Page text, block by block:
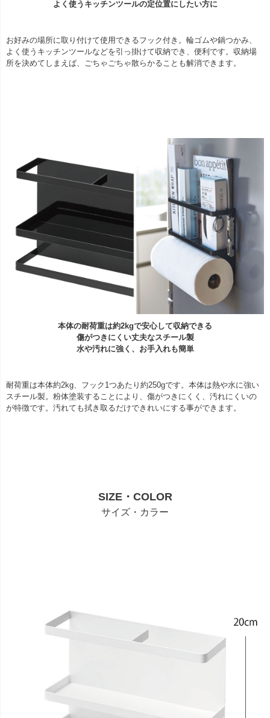
よく使うキッチンツールの定位置にしたい方に
お好みの場所に取り付けて使用できるフック付き。輪ゴムや鍋つかみ、
よく使うキッチンツールなどを引っ掛けて収納でき、便利です。収納場
所を決めてしまえば、ごちゃごちゃ散らかることも解消できます。
本体の耐荷重は約2kgで安心して収納できる
傷がつきにくい丈夫なスチール製
水や汚れに強く、お手入れも簡単
耐荷重は本体約2kg、フック1つあたり約250gです。本体は熱や水に強い
スチール製。粉体塗装することにより、傷がつきにくく、汚れにくいの
が特徴です。汚れても拭き取るだけできれいにする事ができます。
SIZE・COLOR
サイズ・カラー